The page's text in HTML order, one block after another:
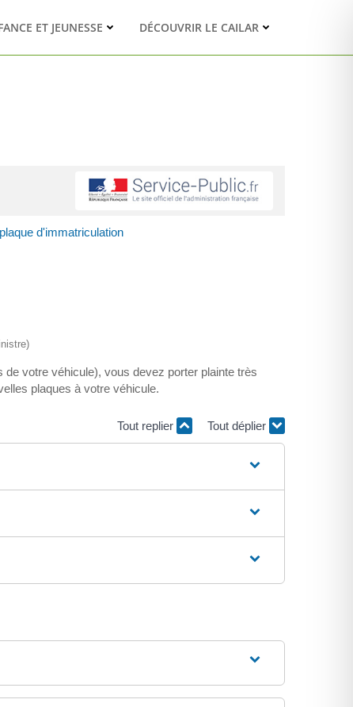
ET JEUNESSE DÉCOUVRIR LE CAILAR
d'immatriculation
votre véhicule), vous devez porter plainte très
plaques à votre véhicule.
Tout replier Tout déplier